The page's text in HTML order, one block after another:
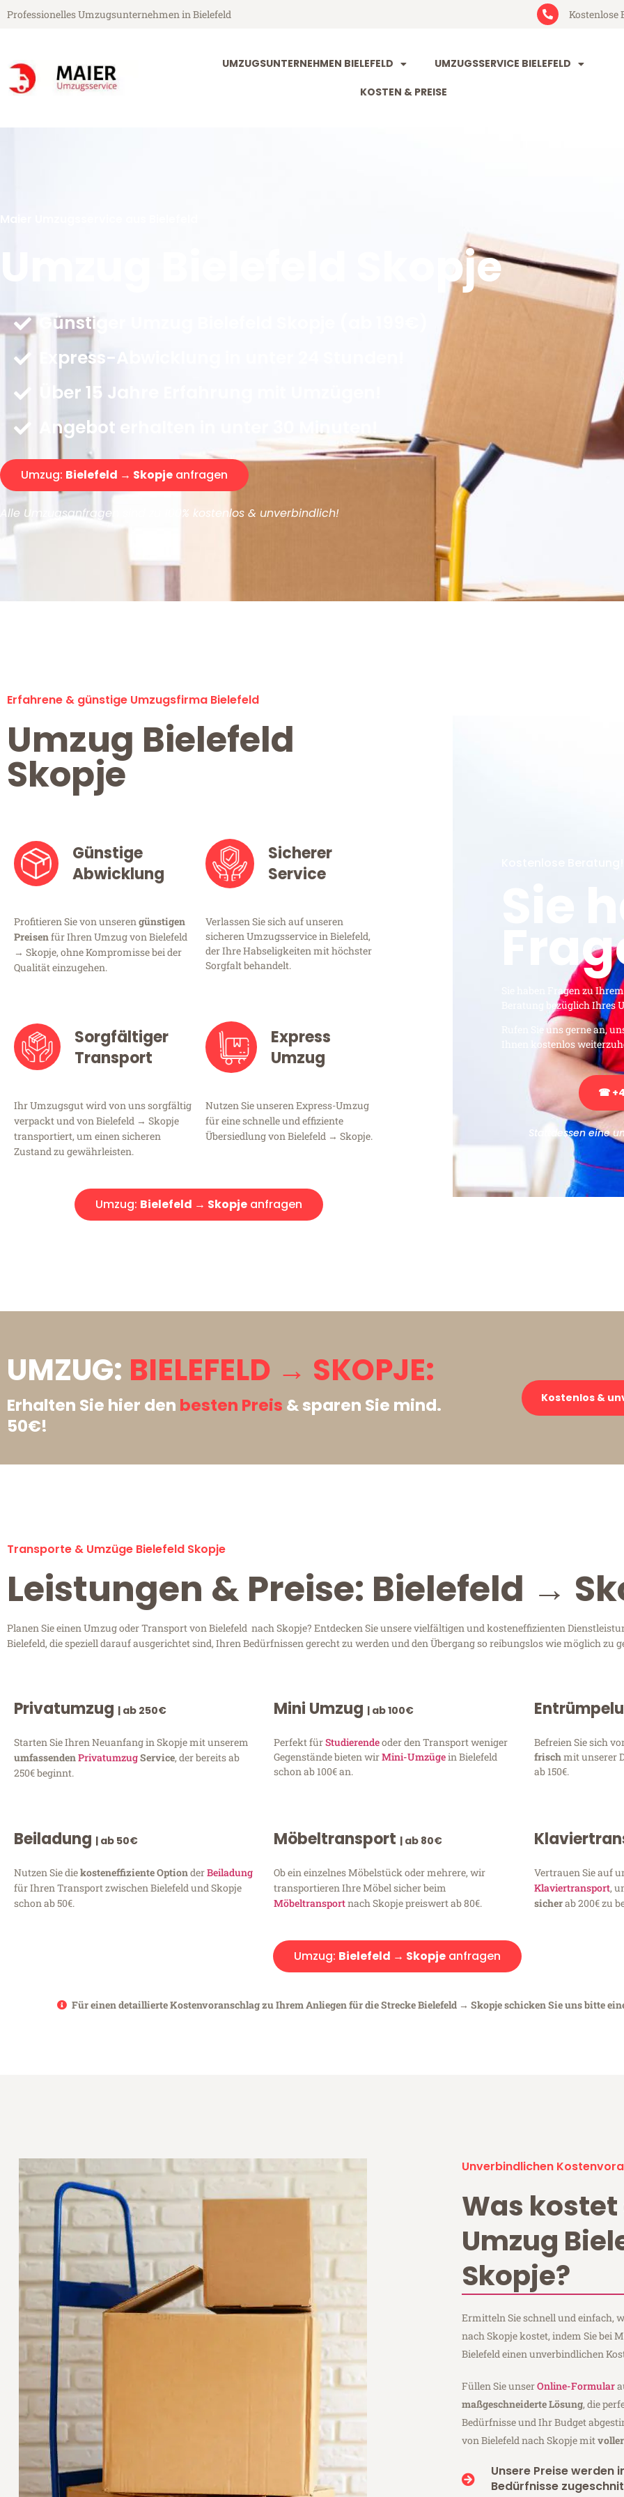
Professionelles Umzugsunternehmen in Bielefeld Kostenlose
UMZUGSUNTERNEHMEN BIELEFELD UMZUGSSERVICE BIELEFELD
KOSTEN & PREISE
Umzug Bielefeld Skopje
Günstiger Umzug Bielefeld Skopje (ab 199€)
Express-Abwicklung in unter 24 Stunden!
Über 15 Jahre Erfahrung mit Umzügen!
Angebot erhalten in unter 30 Minuten!
Umzug: Bielefeld → Skopje anfragen
Alle Umzugsanfragen sind zu 100% kostenlos & unverbindlich!
Erfahrene & günstige Umzugsfirma Bielefeld
Umzug Bielefeld
Skopje
Günstige
Abwicklung
Profitieren Sie von unserengünstigen
Preisenfür Ihren Umzug von Bielefeld
→ Skopje, ohne Kompromisse bei der
Qualität einzugehen.
Sicherer
Service
Verlassen Sie sich auf unseren
sicheren Umzugsservice in Bielefeld,
der Ihre Habseligkeiten mit höchster
Sorgfalt behandelt.
Sorgfältiger
Transport
Ihr Umzugsgut wird von uns sorgfältig
verpackt und von Bielefeld → Skopje
transportiert, um einen sicheren
Zustand zu gewährleisten.
Express
Umzug
Nutzen Sie unseren Express-Umzug
für eine schnelle und effiziente
Übersiedlung von Bielefeld → Skopje.
Umzug: Bielefeld → Skopjeanfragen
Sie
Sie haben Fragen zu
Beratung bezüglich Ihres
Rufen Sie uns gerne an,
Ihnen kostenlos
☎
Stattdessen eine
UMZUG: BIELEFELD → SKOPJE:
Erhalten Sie hier den besten Preis & sparen Sie mind.
50€!
Kostenlos &
Transporte & Umzüge Bielefeld Skopje
Leistungen & Preise: Bielefeld →
Planen Sie einen Umzug oder Transport von Bielefeld nach Skopje? Entdecken Sie unsere vielfältigen und kosteneffizienten
Bielefeld, die speziell darauf ausgerichtet sind, Ihren Bedürfnissen gerecht zu werden und den Übergang so reibungslos wie möglich zu
Privatumzug | ab 250€
Starten Sie Ihren Neuanfang in Skopje mit unserem
umfassendenPrivatumzugService, der bereits ab
250€ beginnt.
Mini Umzug | ab 100€
Perfekt fürStudierendeoder den Transport weniger
Gegenstände bieten wirMini-Umzügein Bielefeld
schon ab 100€ an.
Befreien Sie sich
frischmit unserer
ab 150€.
Beiladung | ab 50€
Nutzen Sie diekosteneffiziente OptionderBeiladung
für Ihren Transport zwischen Bielefeld und Skopje
schon ab 50€.
Möbeltransport | ab 80€
Ob ein einzelnes Möbelstück oder mehrere, wir
transportieren Ihre Möbel sicher beim
Möbeltransportnach Skopje preiswert ab 80€.
Vertrauen Sie auf
Klaviertransport,
sicherab 200€ zu
Umzug: Bielefeld → Skopjeanfragen
Für einen detaillierte Kostenvoranschlag zu Ihrem Anliegen für die Strecke Bielefeld → Skopje schicken Sie uns bitte
Unverbindlichen
Was kostet
Umzug
Skopje?
Ermitteln Sie schnell und einfach,
nach Skopje kostet, indem Sie bei
Bielefeld einen unverbindlichen
Füllen Sie unserOnline-Formular
maßgeschneiderte Lösung, die
Bedürfnisse und Ihr Budget
von Bielefeld nach Skopje mit
Unsere Preise werden
Bedürfnisse